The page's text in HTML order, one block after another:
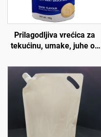
Prilagodljiva vrećica za
tekućinu, umake, juhe od
aluminijske folije, otporna
na visoke temperature,
doypack vrećica s
mlaznicom za retortiranje